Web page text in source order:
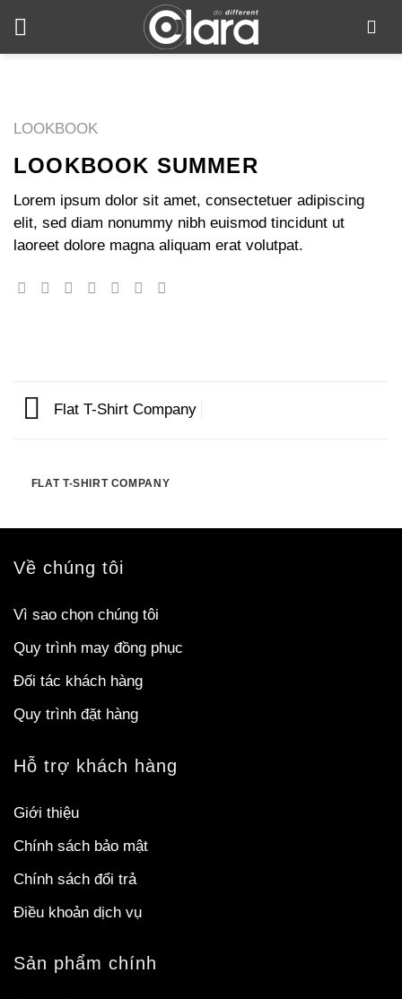
content
LOOKBOOK
LOOKBOOK SUMMER
Lorem ipsum dolor sit amet, consectetuer adipiscing
elit, sed diam nonummy nibh euismod tincidunt ut
laoreet dolore magna aliquam erat volutpat.
Flat T-Shirt Company
FLAT T-SHIRT COMPANY
Về chúng tôi
Vì sao chọn chúng tôi
Quy trình may đồng phục
Đối tác khách hàng
Quy trình đặt hàng
Hỗ trợ khách hàng
Giới thiệu
Chính sách bảo mật
Chính sách đổi trả
Điều khoản dịch vụ
Sản phẩm chính